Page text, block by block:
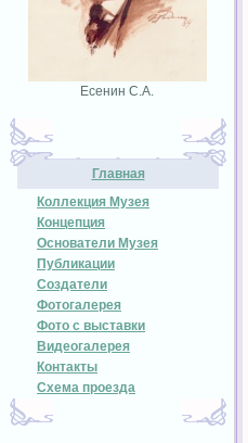
Есенин С.А.
Главная
Коллекция Музея
Концепция
Основатели Музея
Публикации
Создатели
Фотогалерея
Фото с выставки
Видеогалерея
Контакты
Схема проезда